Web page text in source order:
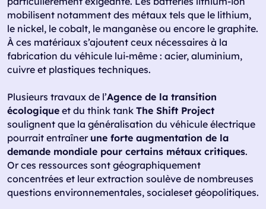
mobilisent notamment des métaux tels que le lithium,
le nickel, le cobalt, le manganèse ou encore le graphite.
À ces matériaux s’ajoutent ceux nécessaires à la
fabrication du véhicule lui-même : acier, aluminium,
cuivre et plastiques techniques.
Plusieurs travaux de l’Agence de la transition
écologique et du think tank The Shift Project
soulignent que la généralisation du véhicule électrique
pourrait entraîner une forte augmentation de la
demande mondiale pour certains métaux critiques.
Or ces ressources sont géographiquement
concentrées et leur extraction soulève de nombreuses
questions environnementales, socialeset géopolitiques.